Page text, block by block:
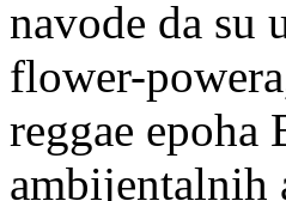
navode da su
flower-
reggae
ambijentalnih